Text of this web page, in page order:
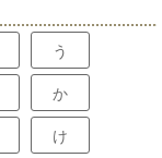
う
か
け